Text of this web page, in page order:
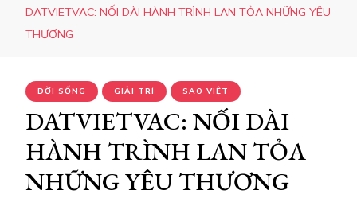
DATVIETVAC: NỐI DÀI HÀNH TRÌNH LAN TỎA NHỮNG YÊU
THƯƠNG
ĐỜI SỐNG GIẢI TRÍ SAO VIỆT
DATVIETVAC: NỐI DÀI
HÀNH TRÌNH LAN TỎA
NHỮNG YÊU THƯƠNG